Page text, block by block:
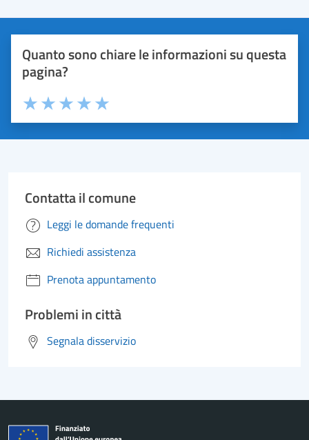
Quanto sono chiare le informazioni su questa
pagina?
Valuta 5 stelle su 5
Valuta 4 stelle su 5
Valuta 3 stelle su 5
Valuta 2 stelle su 5
Valuta 1 stelle su 5
Contatta il comune
Leggi le domande frequenti
Richiedi assistenza
Prenota appuntamento
Problemi in città
Segnala disservizio